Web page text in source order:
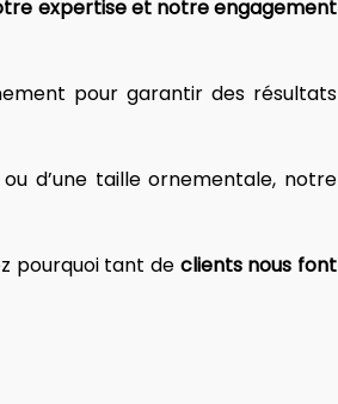
expertise et notre engagement
pour garantir des résultats
d’une taille ornementale, notre
pourquoi tant de clients nous font